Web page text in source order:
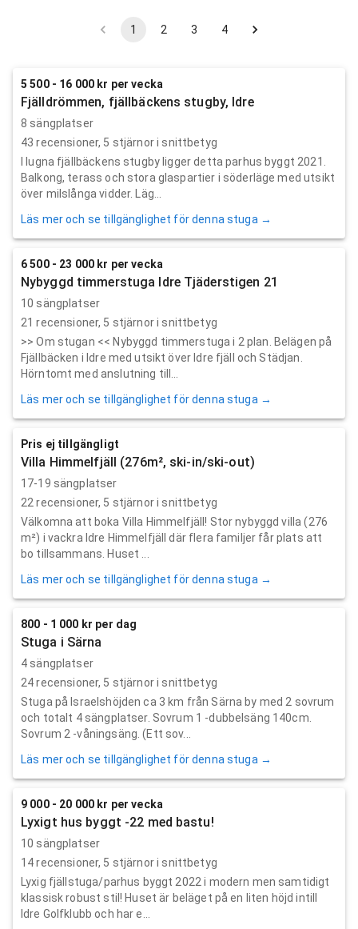
1 2 3 4
5 500 - 16 000 kr per vecka
Fjälldrömmen, fjällbäckens stugby, Idre
8 sängplatser
43 recensioner, 5 stjärnor i snittbetyg
I lugna fjällbäckens stugby ligger detta parhus byggt 2021.
Balkong, terass och stora glaspartier i söderläge med utsikt
över milslånga vidder. Läg...
Läs mer och se tillgänglighet för denna stuga →
6 500 - 23 000 kr per vecka
Nybyggd timmerstuga Idre Tjäderstigen 21
10 sängplatser
21 recensioner, 5 stjärnor i snittbetyg
>> Om stugan << Nybyggd timmerstuga i 2 plan. Belägen på
Fjällbäcken i Idre med utsikt över Idre fjäll och Städjan.
Hörntomt med anslutning till...
Läs mer och se tillgänglighet för denna stuga →
Pris ej tillgängligt
Villa Himmelfjäll (276m², ski-in/ski-out)
17-19 sängplatser
22 recensioner, 5 stjärnor i snittbetyg
Välkomna att boka Villa Himmelfjäll! Stor nybyggd villa (276
m²) i vackra Idre Himmelfjäll där flera familjer får plats att
bo tillsammans. Huset ...
Läs mer och se tillgänglighet för denna stuga →
800 - 1 000 kr per dag
Stuga i Särna
4 sängplatser
24recensioner, 5 stjärnor i snittbetyg
Stuga på Israelshöjden ca 3 km från Särna by med 2 sovrum
och totalt 4 sängplatser. Sovrum 1 -dubbelsäng 140cm.
Sovrum 2 -våningsäng. (Ett sov...
Läs mer och se tillgänglighet för denna stuga →
9 000 - 20 000 kr per vecka
Lyxigt hus byggt -22 med bastu!
10 sängplatser
14recensioner, 5 stjärnor i snittbetyg
Lyxig fjällstuga/parhus byggt 2022 i modern men samtidigt
klassisk robust stil! Huset är beläget på en liten höjd intill
Idre Golfklubb och har e...